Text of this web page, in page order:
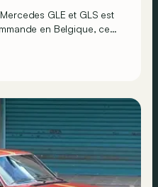
GLE et GLS est
en Belgique, ce